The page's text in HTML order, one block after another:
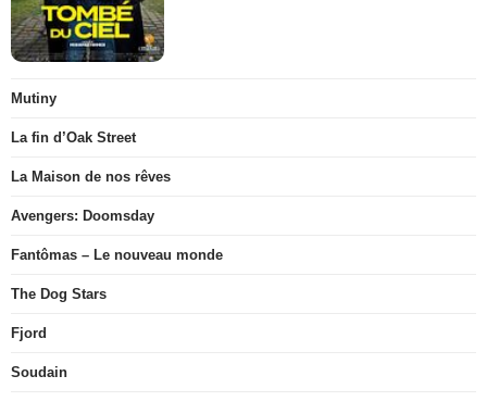
Mutiny
La fin d’Oak Street
La Maison de nos rêves
Avengers: Doomsday
Fantômas – Le nouveau monde
The Dog Stars
Fjord
Soudain